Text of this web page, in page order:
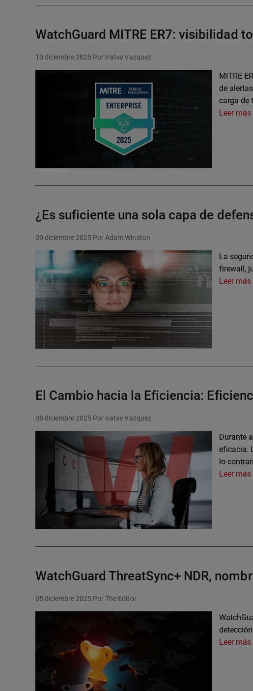
WatchGuard MITRE ER7: visibilidad
10 diciembre 2025 Por Iratxe Vazquez
MITRE
de
carga de
Leer más
¿Es suficiente una sola capa de
09 diciembre 2025 Por Adam Winston
La
firewall,
Leer más
El Cambio hacia la Eficiencia:
08 diciembre 2025 Por Iratxe Vazquez
Durante
eficacia.
lo
Leer más
WatchGuard ThreatSync+ NDR,
05 diciembre 2025 Por The Editor
Leer más